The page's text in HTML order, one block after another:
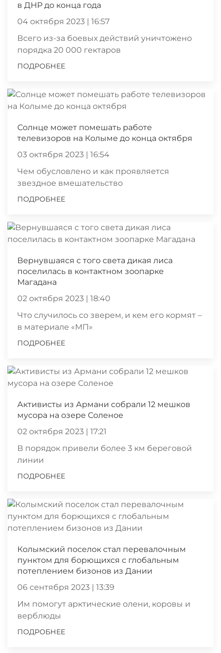
в ДНР до конца года
04 октября 2023 | 16:57
Всего из-за боевых действий уничтожено
порядка 20 000 гектаров
ПОДРОБНЕЕ
Солнце может помешать работе
телевизоров на Колыме до конца октября
03 октября 2023 | 16:54
Чем обусловлено и как проявляется
звездное вмешательство
ПОДРОБНЕЕ
Вернувшаяся с того света дикая лиса
поселилась в контактном зоопарке
Магадана
02 октября 2023 | 18:40
Что случилось со зверем, и кем его кормят –
в материале «МП»
ПОДРОБНЕЕ
Активисты из Армани собрали 12 мешков
мусора на озере Соленое
02 октября 2023 | 17:21
В порядок привели более 3 км береговой
линии
ПОДРОБНЕЕ
Колымский поселок стал перевалочным
пунктом для борющихся с глобальным
потеплением бизонов из Дании
06 сентября 2023 | 13:39
Им помогут арктические олени, коровы и
верблюды
ПОДРОБНЕЕ